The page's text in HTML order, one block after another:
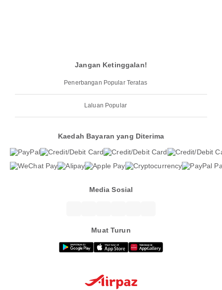
Jangan Ketinggalan!
Penerbangan Popular Teratas
Laluan Popular
Kaedah Bayaran yang Diterima
Media Sosial
Muat Turun